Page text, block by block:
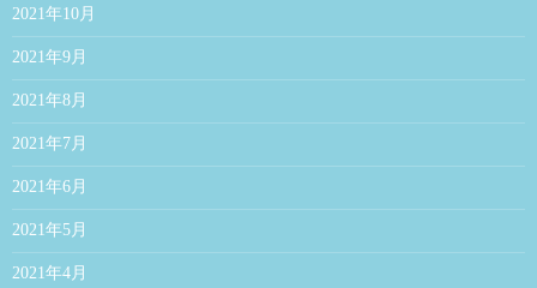
2021年10月
2021年9月
2021年8月
2021年7月
2021年6月
2021年5月
2021年4月